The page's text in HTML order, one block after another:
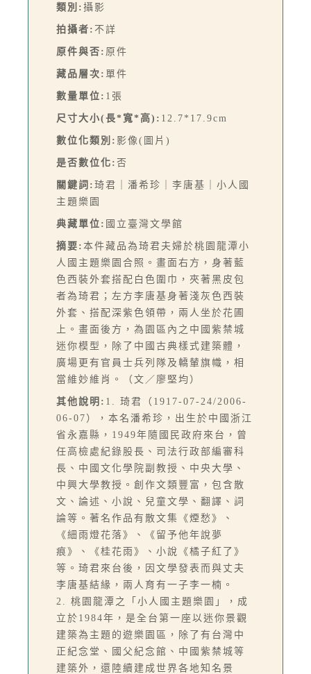
類別: 攝影
拍攝者: 不詳
原件與否: 原件
藏品層次: 單件
數量單位: 1張
尺寸大小(長*寬*高): 12.7*17.9cm
數位化類別: 影像(圖片)
是否數位化: 否
關鍵詞: 琦君｜潘希珍｜李唐基｜小人國
主題樂園
典藏單位: 國立臺灣文學館
摘要: 本件藏品為琦君夫婦於桃園龍潭小
人國主題樂園合照。畫面右方，身著藍
色西裝外套搭配白色圍巾，夾著黑皮包
者為琦君；左方李唐基身著淺灰色西裝
外套、搭配深紫色領帶，兩人坐於花圃
上。畫面後方，為園區內之中國紫禁城
迷你模型，除了中國古典樣式建築體，
廣場更有官員士兵列隊及轎輦旗幟，相
當維妙維肖。（文／廖堅均）
其他說明: 1. 琦君（1917-07-24/2006-
06-07），本名潘希珍，出生於中國浙江
省永嘉縣，1949年隨國民政府來台，曾
任高檢處紀錄股長、司法行政部編審科
長、中國文化學院副教授、中央大學、
中興大學教授。創作文類豐富，包含散
文、論述、小說、兒童文學、翻譯、詞
論等。著名作品有散文集《煙愁》、
《細雨燈花落》、《留予他年說夢
痕》、《桂花雨》、小說《橘子紅了》
等。琦君來台後，因文學發表而與丈夫
李唐基結緣，兩人育有一子李一楠。
2. 桃園龍潭之「小人國主題樂園」，成
立於1984年，是全台第一座以迷你景觀
建築為主題的遊樂園區，除了有台灣中
正紀念堂、國父紀念館、中國紫禁城等
建築外，還陸續建成世界各地知名景